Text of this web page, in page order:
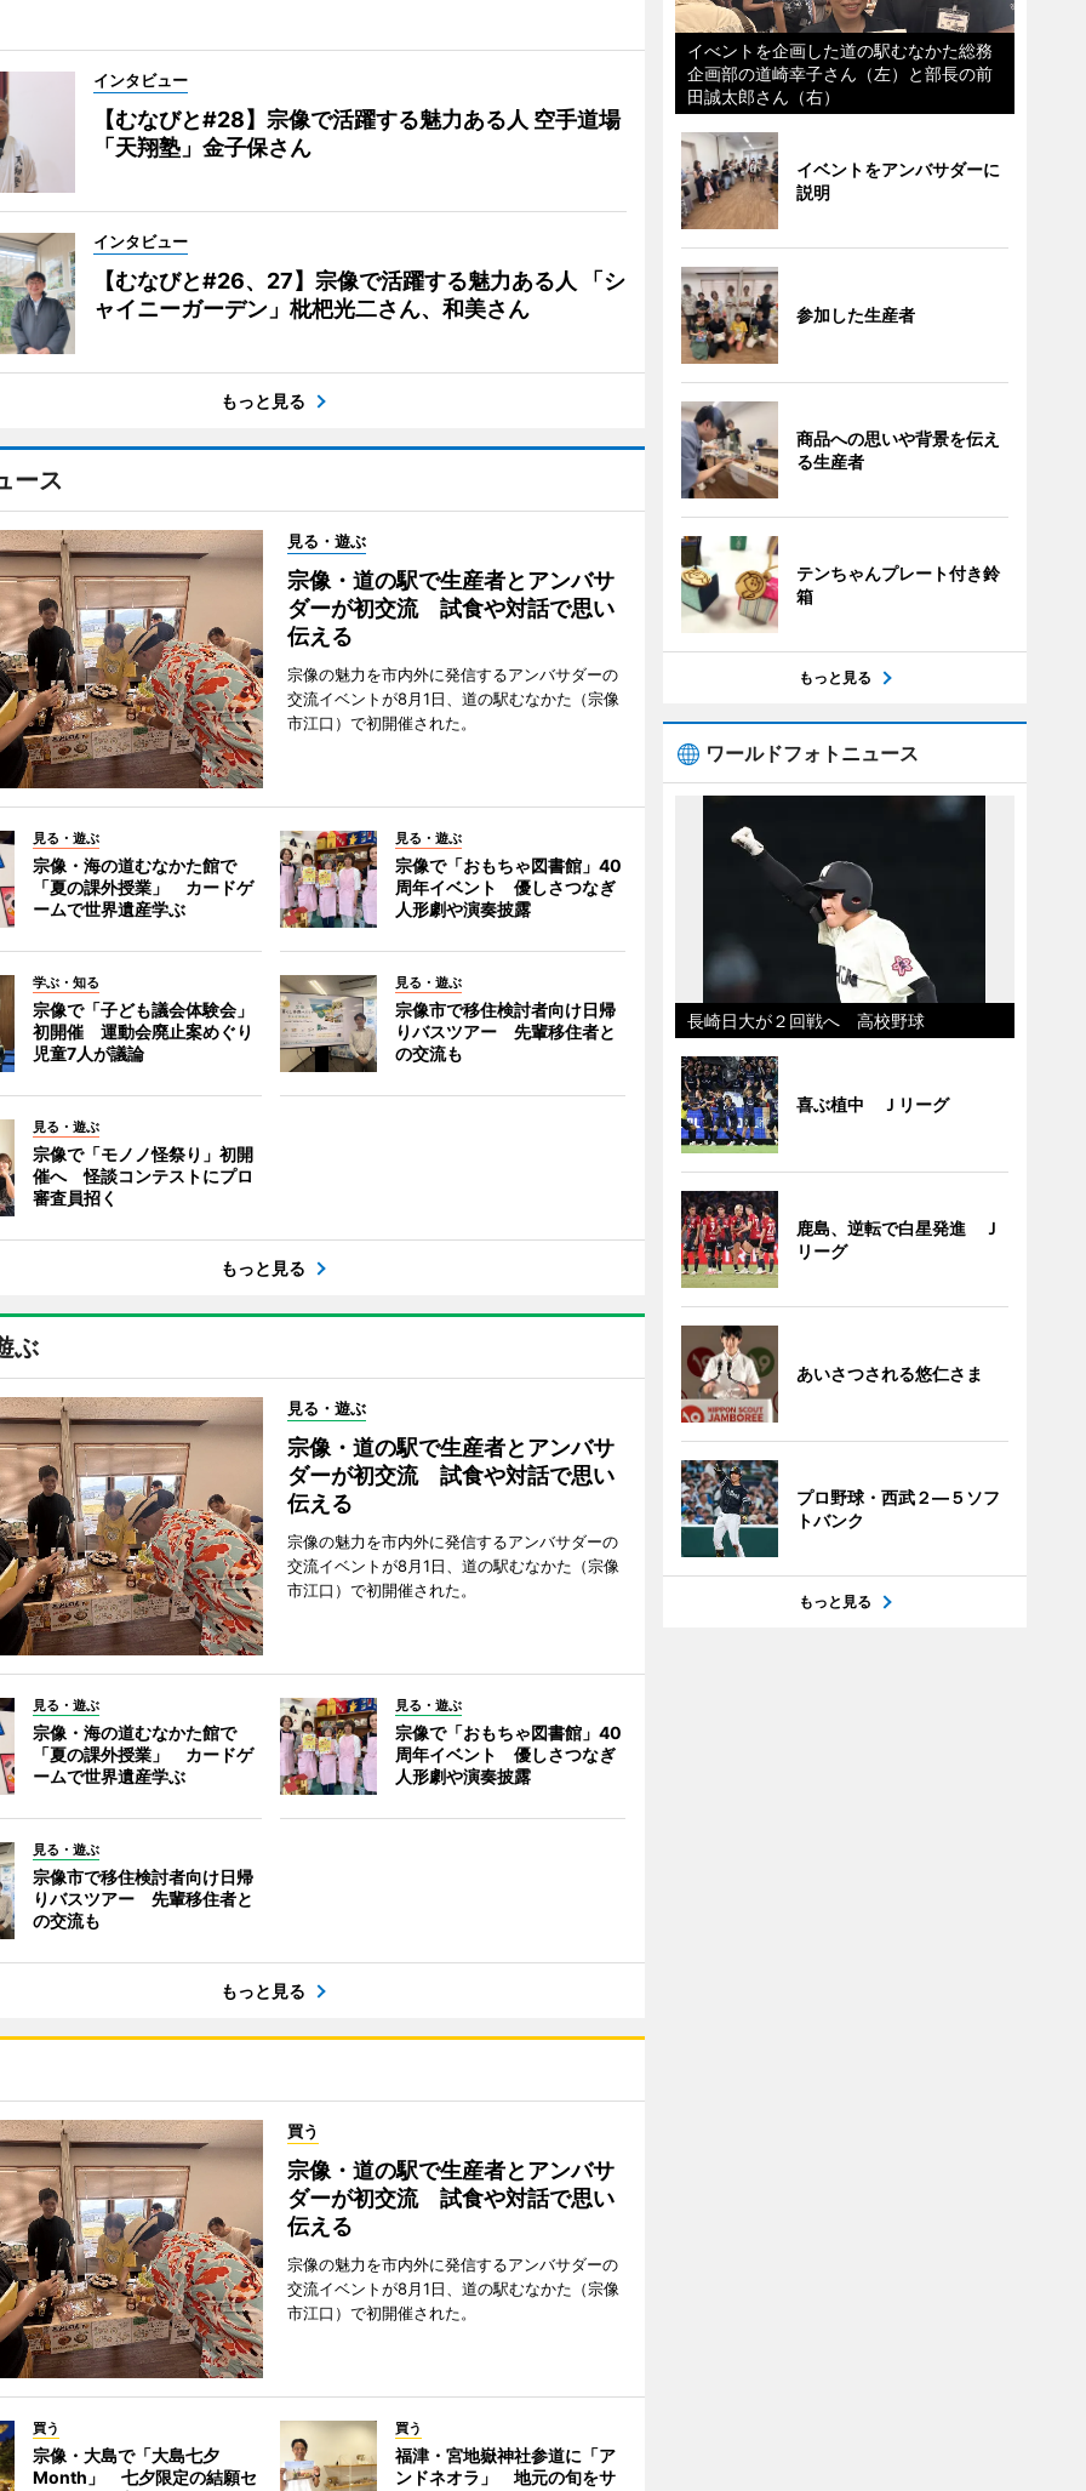
インタビュー
【むなびと#28】宗像で活躍する魅力ある人 空手道場
「天翔塾」金子保さん
インタビュー
【むなびと#26、27】宗像で活躍する魅力ある人 「シ
ャイニーガーデン」枇杷光二さん、和美さん
もっと見る
ース
見る・遊ぶ
宗像・道の駅で生産者とアンバサ
ダーが初交流 試食や対話で思い
伝える
宗像の魅力を市内外に発信するアンバサダーの
交流イベントが8月1日、道の駅むなかた（宗像
市江口）で初開催された。
見る・遊ぶ
宗像・海の道むなかた館で
「夏の課外授業」 カードゲ
ームで世界遺産学ぶ
見る・遊ぶ
宗像で「おもちゃ図書館」40
周年イベント 優しさつなぎ
人形劇や演奏披露
学ぶ・知る
宗像で「子ども議会体験会」
初開催 運動会廃止案めぐり
児童7人が議論
見る・遊ぶ
宗像市で移住検討者向け日帰
りバスツアー 先輩移住者と
の交流も
見る・遊ぶ
宗像で「モノノ怪祭り」初開
催へ 怪談コンテストにプロ
審査員招く
もっと見る
ぶ
見る・遊ぶ
宗像・道の駅で生産者とアンバサ
ダーが初交流 試食や対話で思い
伝える
宗像の魅力を市内外に発信するアンバサダーの
交流イベントが8月1日、道の駅むなかた（宗像
市江口）で初開催された。
見る・遊ぶ
宗像・海の道むなかた館で
「夏の課外授業」 カードゲ
ームで世界遺産学ぶ
見る・遊ぶ
宗像で「おもちゃ図書館」40
周年イベント 優しさつなぎ
人形劇や演奏披露
見る・遊ぶ
宗像市で移住検討者向け日帰
りバスツアー 先輩移住者と
の交流も
もっと見る
買う
宗像・道の駅で生産者とアンバサ
ダーが初交流 試食や対話で思い
伝える
宗像の魅力を市内外に発信するアンバサダーの
交流イベントが8月1日、道の駅むなかた（宗像
市江口）で初開催された。
買う
宗像・大島で「大島七夕
Month」 七夕限定の結願セ
買う
福津・宮地嶽神社参道に「ア
ンドネオラ」 地元の旬をサ
イべントを企画した道の駅むなかた総務
企画部の道崎幸子さん（左）と部長の前
田誠太郎さん（右）
イベントをアンバサダーに
説明
参加した生産者
商品への思いや背景を伝え
る生産者
テンちゃんプレート付き鈴
箱
もっと見る
ワールドフォトニュース
長崎日大が２回戦へ 高校野球
喜ぶ植中 Ｊリーグ
鹿島、逆転で白星発進 Ｊ
リーグ
あいさつされる悠仁さま
プロ野球・西武２―５ソフ
トバンク
もっと見る